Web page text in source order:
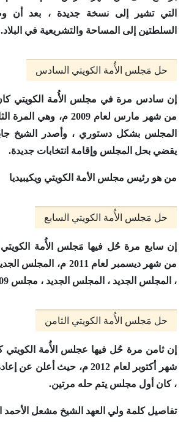
التي تشير إلى نسخة جديدة ، بعد أن
السلطتين إلى المساحة والتشريعية في البلاد.
حل مَجلس الأُمة الكويتي السادس
إن سادس مرة في مجلس الأُمة الكويتي
من شهر مارس لعام 2009 م
، وهي المرة
المجلس بشكل دستوري ، وأصدر الشيخ
يقضي بحل المجلس وإقامة انتخابات جديدة.
من هو رئيس مجلس الأمة الكويتي ويكيبيديا
حل مَجلس الأُمة الكويتي السابع
إن سابع مرة حُل فيها مَجلس الأُمة
من شهر ديسمبر لعام 2011 م
، المجلس
، المجلس الجديد ، المجلس الجديد ، مجلس 2009 م.
حل مَجلس الأُمة الكويتي الثامن
إن ثامن مرة حُل فيها عجلس الأُمة الكويتي
شهر أكتوبر لعام 2012 م
، كان أول مجلس يتم حله مرتين.
تفاصيل كلمة ولي العهد الشيخ مشعل الأحمد